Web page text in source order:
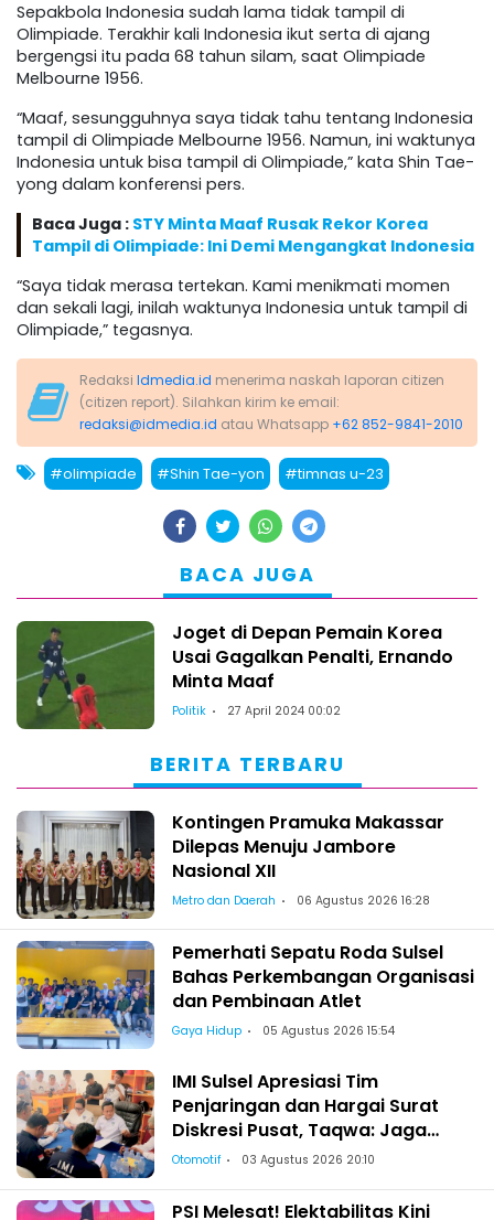
Sepakbola Indonesia sudah lama tidak tampil di
Olimpiade. Terakhir kali Indonesia ikut serta di ajang
bergengsi itu pada 68 tahun silam, saat Olimpiade
Melbourne 1956.
“Maaf, sesungguhnya saya tidak tahu tentang Indonesia
tampil di Olimpiade Melbourne 1956. Namun, ini waktunya
Indonesia untuk bisa tampil di Olimpiade,” kata Shin Tae-
yong dalam konferensi pers.
Baca Juga : STY Minta Maaf Rusak Rekor Korea
Tampil di Olimpiade: Ini Demi Mengangkat Indonesia
“Saya tidak merasa tertekan. Kami menikmati momen
dan sekali lagi, inilah waktunya Indonesia untuk tampil di
Olimpiade,” tegasnya.
Redaksi Idmedia.id menerima naskah laporan citizen
(citizen report). Silahkan kirim ke email:
redaksi@idmedia.id atau Whatsapp +62 852-9841-2010
#olimpiade #Shin Tae-yon #timnas u-23
BACA JUGA
Joget di Depan Pemain Korea
Usai Gagalkan Penalti, Ernando
Minta Maaf
Politik 27 April 2024 00:02
BERITA TERBARU
Kontingen Pramuka Makassar
Dilepas Menuju Jambore
Nasional XII
Metro dan Daerah 06 Agustus 2026 16:28
Pemerhati Sepatu Roda Sulsel
Bahas Perkembangan Organisasi
dan Pembinaan Atlet
Gaya Hidup 05 Agustus 2026 15:54
IMI Sulsel Apresiasi Tim
Penjaringan dan Hargai Surat
Diskresi Pusat, Taqwa: Jaga
Kekeluargaan-Kebersamaan
Otomotif 03 Agustus 2026 20:10
PSI Melesat! Elektabilitas Kini